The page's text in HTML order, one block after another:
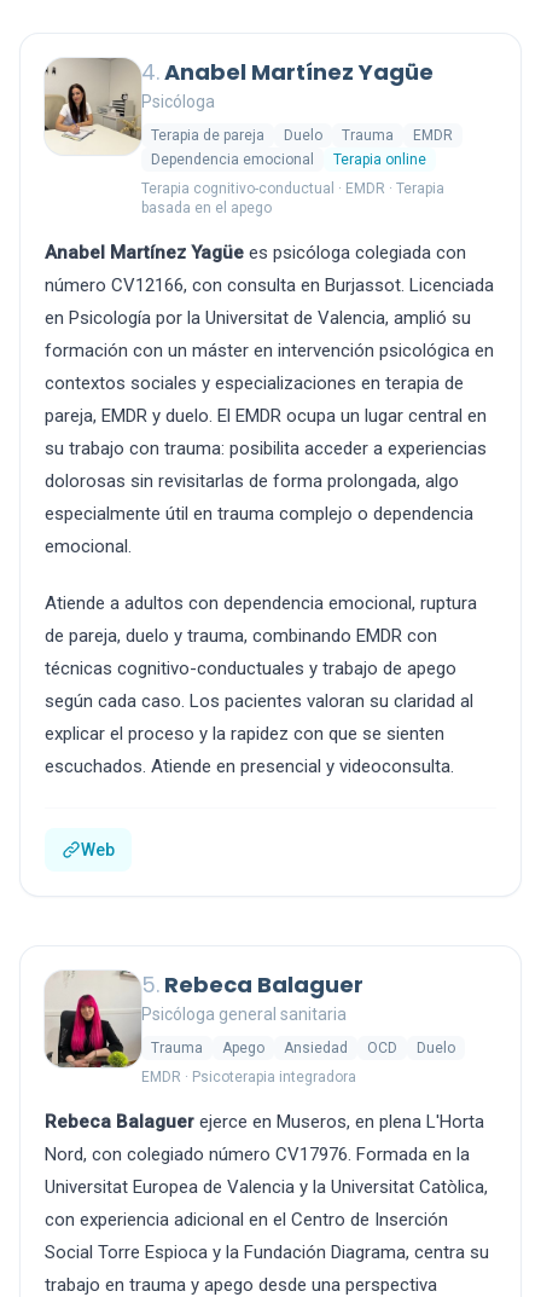
4.Anabel Martínez Yagüe
Psicóloga
Terapia de pareja Duelo Trauma
EMDR
Dependencia emocional
Terapia online
Terapia cognitivo-conductual · EMDR · Terapia
basada en el apego
Anabel Martínez Yagüe es psicóloga colegiada con
número CV12166, con consulta en Burjassot. Licenciada
en Psicología por la Universitat de Valencia, amplió su
formación con un máster en intervención psicológica en
contextos sociales y especializaciones en terapia de
pareja, EMDR y duelo. El EMDR ocupa un lugar central en
su trabajo con trauma: posibilita acceder a experiencias
dolorosas sin revisitarlas de forma prolongada, algo
especialmente útil en trauma complejo o dependencia
emocional.
Atiende a adultos con dependencia emocional, ruptura
de pareja, duelo y trauma, combinando EMDR con
técnicas cognitivo-conductuales y trabajo de apego
según cada caso. Los pacientes valoran su claridad al
explicar el proceso y la rapidez con que se sienten
escuchados. Atiende en presencial y videoconsulta.
Web
5. Rebeca Balaguer
Psicóloga general sanitaria
Trauma Apego Ansiedad OCD
Duelo
EMDR · Psicoterapia integradora
Rebeca Balaguer ejerce en Museros, en plena L'Horta
Nord, con colegiado número CV17976. Formada en la
Universitat Europea de Valencia y la Universitat Catòlica,
con experiencia adicional en el Centro de Inserción
Social Torre Espioca y la Fundación Diagrama, centra su
trabajo en trauma y apego desde una perspectiva